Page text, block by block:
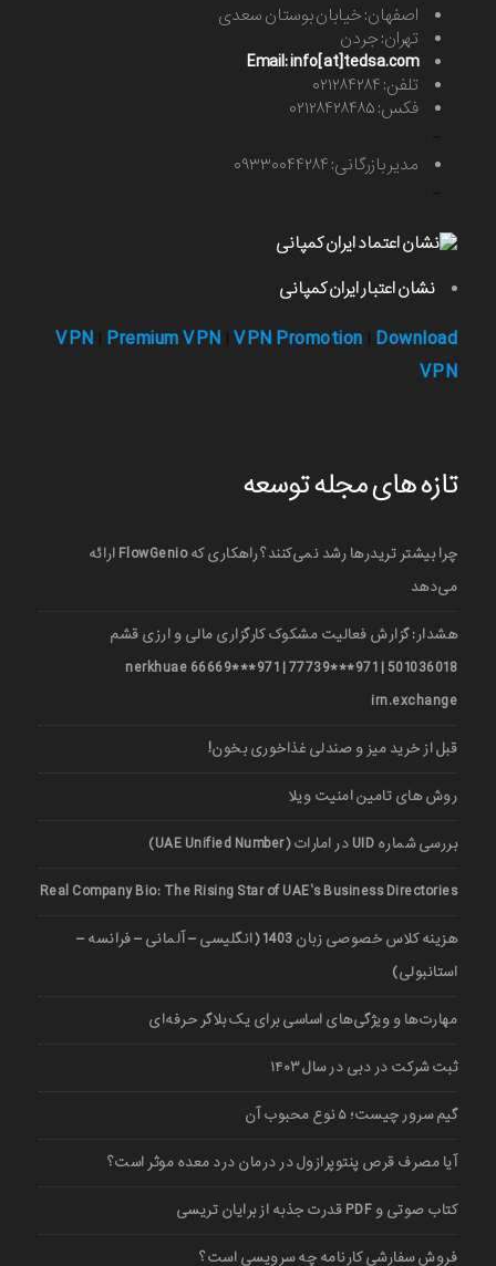
اصفهان: خیابان بوستان سعدی
تهران: جردن
Email: info[at]tedsa.com
تلفن: ۰۲۱۲۸۴۲۸۴
فکس: ۰۲۱۲۸۴۲۸۴۸۵
مدیر بازرگانی: ۰۹۳۳۰۰۴۴۲۸۴
نشان اعتبار ایران کمپانی
VPN Premium VPN VPN Promotion Download
VPN
تازه های مجله توسعه
چرا بیشتر تریدرها رشد نمی‌کنند؟ راهکاری که FlowGenio ارائه
می‌دهد
هشدار: گزارش فعالیت مشکوک کارگزاری مالی و ارزی قشم
501036018 | 971***77739 | 971***66669 nerkhuae
irn.exchange
قبل از خرید میز و صندلی غذاخوری بخون!
روش های تامین امنیت ویلا
بررسی شماره UID در امارات (UAE Unified Number)
Real Company Bio: The Rising Star of UAE’s Business Directories
هزینه کلاس خصوصی زبان 1403 (انگلیسی – آلمانی – فرانسه –
استانبولی)
مهارت‌ها و ویژگی‌های اساسی برای یک بلاگر حرفه‌ای
ثبت شرکت در دبی در سال ۱۴۰۳
گیم سرور چیست؛ ۵ نوع محبوب آن
آیا مصرف قرص پنتوپرازول در درمان درد معده موثر است؟
کتاب صوتی و PDF قدرت جذبه از برایان تریسی
فروش سفارشی کارنامه چه سرویسی است؟